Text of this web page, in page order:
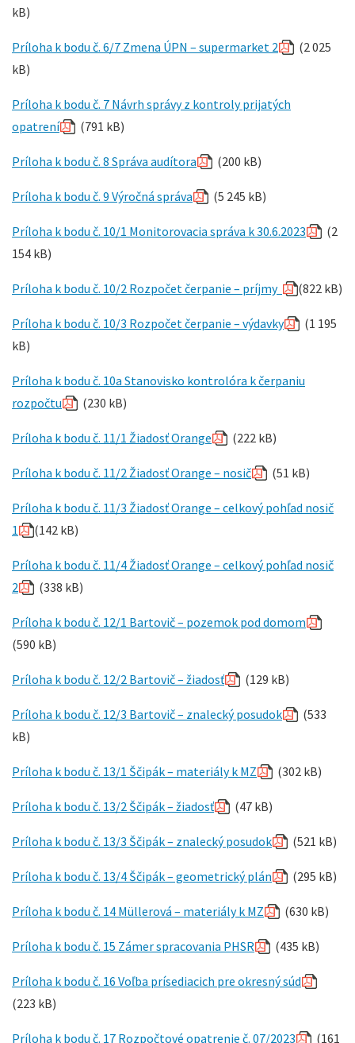
kB)
Príloha k bodu č. 6/7 Zmena ÚPN – supermarket 2
(2 025
kB)
Príloha k bodu č. 7 Návrh správy z kontroly prijatých
opatrení
(791 kB)
Príloha k bodu č. 8 Správa audítora (200 kB)
Príloha k bodu č. 9 Výročná správa (5 245 kB)
Príloha k bodu č. 10/1 Monitorovacia správa k 30.6.2023
(2
154 kB)
Príloha k bodu č. 10/2 Rozpočet čerpanie – príjmy (822 kB)
Príloha k bodu č. 10/3 Rozpočet čerpanie – výdavky
(1 195
kB)
Príloha k bodu č. 10a Stanovisko kontrolóra k čerpaniu
rozpočtu
(230 kB)
Príloha k bodu č. 11/1 Žiadosť Orange (222 kB)
Príloha k bodu č. 11/2 Žiadosť Orange – nosič (51 kB)
Príloha k bodu č. 11/3 Žiadosť Orange – celkový pohľad nosič
1
(142 kB)
Príloha k bodu č. 11/4 Žiadosť Orange – celkový pohľad nosič
2
(338 kB)
Príloha k bodu č. 12/1 Bartovič – pozemok pod domom
(590 kB)
Príloha k bodu č. 12/2 Bartovič – žiadosť (129 kB)
Príloha k bodu č. 12/3 Bartovič – znalecký posudok
(533
kB)
Príloha k bodu č. 13/1 Ščipák – materiály k MZ (302 kB)
Príloha k bodu č. 13/2 Ščipák – žiadosť (47 kB)
Príloha k bodu č. 13/3 Ščipák – znalecký posudok (521 kB)
Príloha k bodu č. 13/4 Ščipák – geometrický plán (295 kB)
Príloha k bodu č. 14 Müllerová – materiály k MZ (630 kB)
Príloha k bodu č. 15 Zámer spracovania PHSR (435 kB)
Príloha k bodu č. 16 Voľba prísediacich pre okresný súd
(223 kB)
Príloha k bodu č. 17 Rozpočtové opatrenie č. 07/2023 (161